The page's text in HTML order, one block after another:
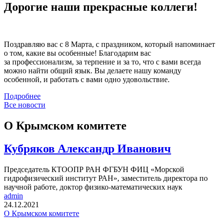
Дорогие наши прекрасные коллеги!
Поздравляю вас с 8 Марта, с праздником, который напоминает
о том, какие вы особенные! Благодарим вас
за профессионализм, за терпение и за то, что с вами всегда
можно найти общий язык. Вы делаете нашу команду
особенной, и работать с вами одно удовольствие.
Подробнее
Все новости
О Крымском комитете
Кубряков Александр Иванович
Председатель КТООПР РАН ФГБУН ФИЦ «Морской
гидрофизический институт РАН», заместитель директора по
научной работе, доктор физико-математических наук
admin
24.12.2021
О Крымском комитете